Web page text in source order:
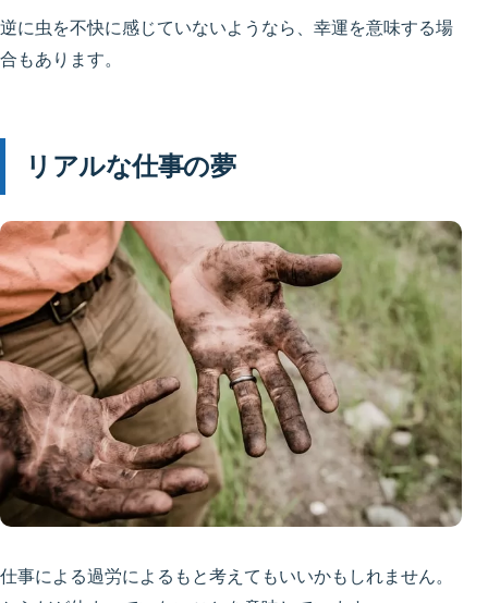
逆に虫を不快に感じていないようなら、幸運を意味する場
合もあります。
リアルな仕事の夢
仕事による過労によるもと考えてもいいかもしれません。